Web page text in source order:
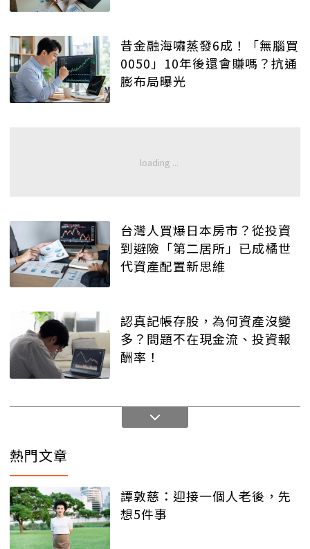
昔金融海嘯蒸發6成！「無腦買
0050」10年後還會賺嗎？抗通
膨布局曝光
台灣人買爆日本房市？從投資
到避險「第二居所」已成橘世
代資產配置新思維
認真記帳存股，為何資產沒變
多？問題不在現金流、投資報
酬率！
熱門文章
譚敦慈：迎接一個人老後，先
想5件事